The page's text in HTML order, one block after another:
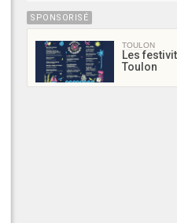
SPONSORISÉ
TOULON
Les
Toulon